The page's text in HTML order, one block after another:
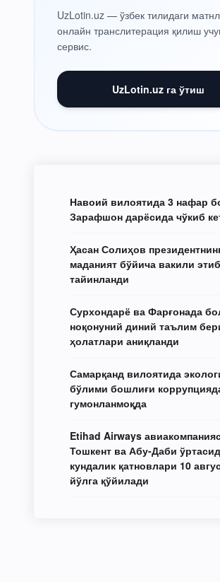
UzLotin.uz — ўзбек тилидаги
онлайн транслитерация қилиш
сервис.
UzLotin.uz га ўтиш
Навоий вилоятида 3 нафар
Зарафшон дарёсида чўкиб
Ҳасан Солиҳов
маданият бўйича вакили этиб
тайинланди
Сурхондарё ва Фарғонада
ноқонуний диний таълим
ҳолатлари аниқланди
Самарқанд вилоятида
бўлими бошлиғи
гумонланмоқда
Etihad Airways
Тошкент ва Абу-Даби
кундалик қатновлари 10
йўлга қўйилади